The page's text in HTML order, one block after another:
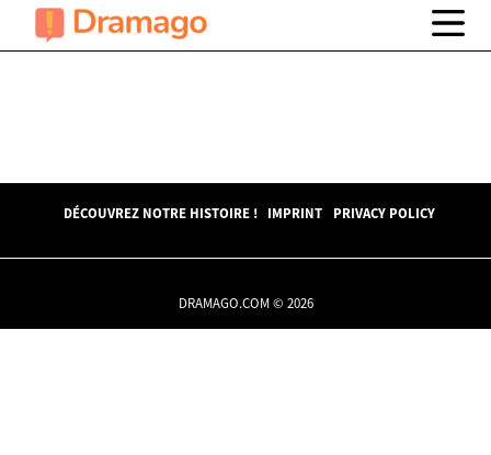
DÉCOUVREZ NOTRE HISTOIRE ! IMPRINT PRIVACY POLICY
DRAMAGO.COM © 2026